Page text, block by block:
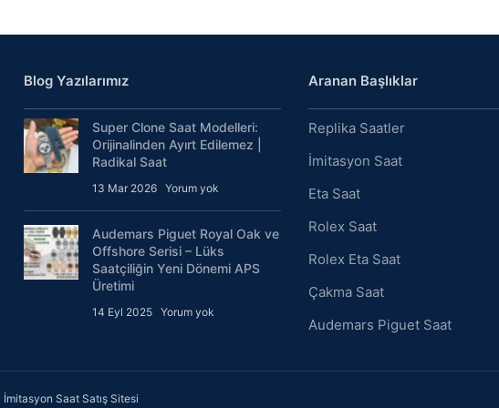
Blog Yazılarımız
Super Clone Saat Modelleri:
Orijinalinden Ayırt Edilemez |
Radikal Saat
13 Mar 2026 Yorum yok
Audemars Piguet Royal Oak ve
Offshore Serisi – Lüks
Saatçiliğin Yeni Dönemi APS
Üretimi
14 Eyl 2025 Yorum yok
Aranan Başlıklar
Replika Saatler
İmitasyon Saat
Eta Saat
Rolex Saat
Rolex Eta Saat
Çakma Saat
Audemars Piguet Saat
| İmitasyon Saat Satış Sitesi